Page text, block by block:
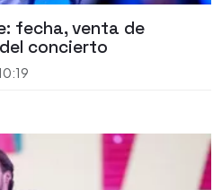
fecha, venta de
concierto